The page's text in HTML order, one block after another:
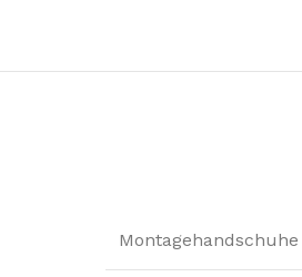
Montagehandschuhe